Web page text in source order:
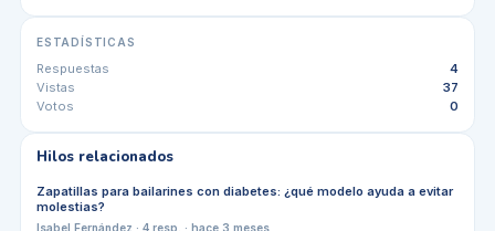
ESTADÍSTICAS
Respuestas
4
Vistas
37
Votos
0
Hilos relacionados
Zapatillas para bailarines con diabetes: ¿qué modelo ayuda a evitar
molestias?
Isabel Fernández · 4resp. · hace 3 meses